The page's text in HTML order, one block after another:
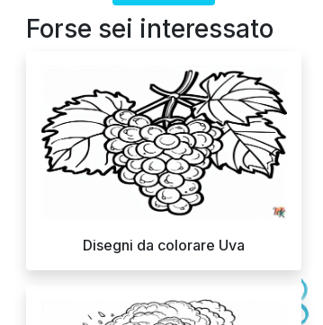
Forse sei interessato
Disegni da colorare Uva